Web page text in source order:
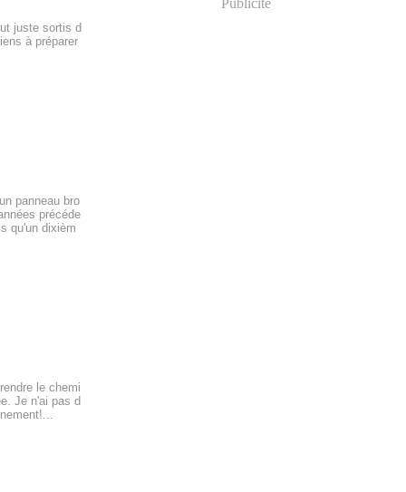
juste sortis d
à préparer
panneau bro
précéde
qu'un dixièm
le chemi
Je n'ai pas d
Publicité